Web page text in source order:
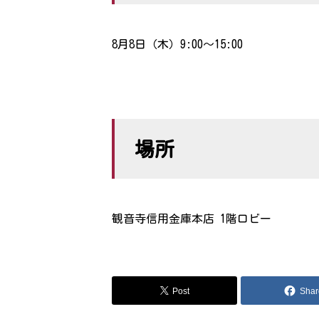
8月8日（木）9:00〜15:00
場所
観音寺信用金庫本店 1階ロビー
Post